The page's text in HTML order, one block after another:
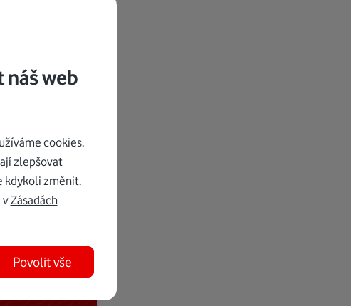
web
cookies.
zlepšovat
kdykoli změnit.
vZásadách
Povolit vše